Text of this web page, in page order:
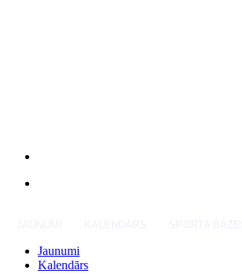
Jaunumi
Kalendārs